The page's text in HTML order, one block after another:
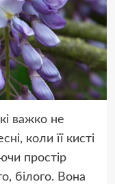
важко не
коли її кисті
простір
білого. Вона